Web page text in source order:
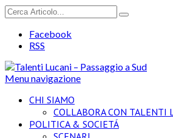
Facebook
RSS
Menu navigazione
CHI SIAMO
COLLABORA CON TALENTI
POLITICA & SOCIETÁ